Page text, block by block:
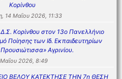
Κορίνθου
14 Μαΐου 2026, 11:33
Κορίνθου στον 13ο Πανελλήνιο
Ποίησης των Ιδ. Εκπαιδευτηρίων
Αγρινίου.
Μαΐου 2026, 8:49
ΒΕΛΟΥ ΚΑΤΕΚΤΗΣΕ ΤΗΝ 7η ΘΕΣΗ